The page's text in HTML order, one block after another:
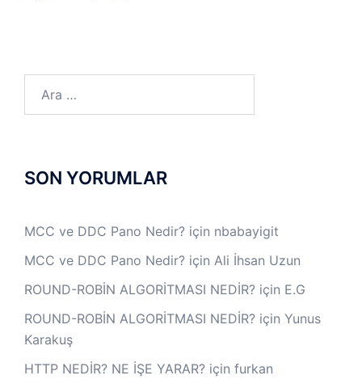
SON YORUMLAR
MCC ve DDC Pano Nedir? için nbabayigit
MCC ve DDC Pano Nedir? için Ali İhsan Uzun
ROUND-ROBİN ALGORİTMASI NEDİR? için E.G
ROUND-ROBİN ALGORİTMASI NEDİR? için Yunus
Karakuş
HTTP NEDİR? NE İŞE YARAR? için furkan